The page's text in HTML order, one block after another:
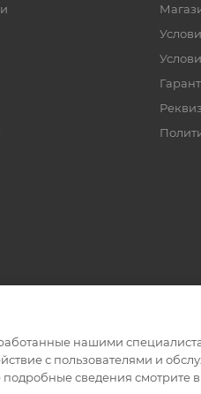
нашими
с пользователями и
подробные сведения смотрите